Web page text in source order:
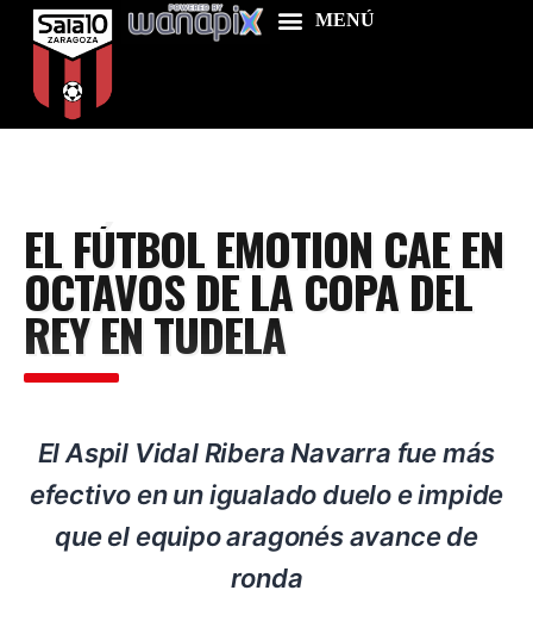
Food & Drink
Features
News
Contacts
EL FÚTBOL EMOTION CAE EN
OCTAVOS DE LA COPA DEL
REY EN TUDELA
El Aspil Vidal Ribera Navarra fue más
efectivo en un igualado duelo e impide
que el equipo aragonés avance de
ronda